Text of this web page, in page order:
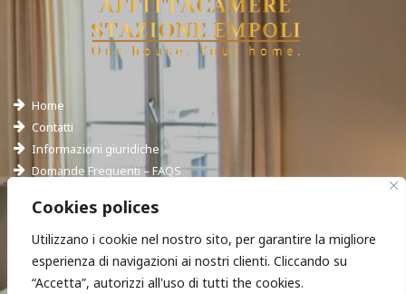
Cookies polices
Utilizzano i cookie nel nostro sito, per garantire la migliore
esperienza di navigazioni ai nostri clienti. Cliccando su
“Accetta”, autorizzi all'uso di tutti the cookies.
Home
Contatti
Informazioni giuridiche
Domande Frequenti – FAQS